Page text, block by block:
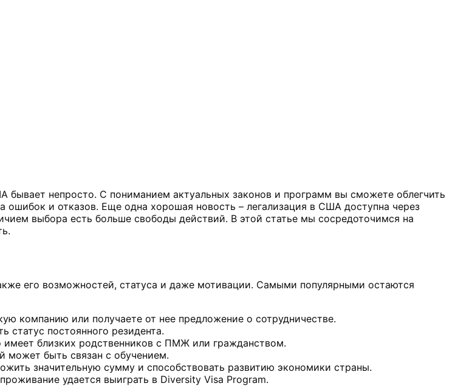
бывает непросто. С пониманием актуальных законов и программ вы сможете облегчить
ошибок и отказов. Еще одна хорошая новость – легализация в США доступна через
выбора есть больше свободы действий. В этой статье мы сосредоточимся на
его возможностей, статуса и даже мотивации. Самыми популярными остаются
компанию или получаете от нее предложение о сотрудничестве.
постоянного резидента.
имеет близких родственников с ПМЖ или гражданством.
может быть связан с обучением.
значительную сумму и способствовать развитию экономики страны.
удается выиграть в Diversity Visa Program.